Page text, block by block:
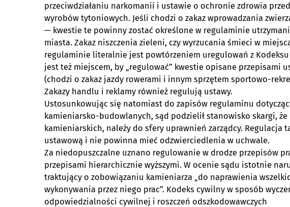
przeciwdziałaniu narkomanii i ustawie o ochronie zdrowia
wyrobów tytoniowych. Jeśli chodzi o zakaz wprowadzania
— kwestie te powinny zostać określone w regulaminie
miasta. Zakaz niszczenia zieleni, czy wyrzucania śmieci w
regulaminie literalnie jest powtórzeniem uregulowań z
jest też miejscem, by „regulować” kwestie opisane przepisami
(chodzi o zakaz jazdy rowerami i innym sprzętem sportowo-
Zakazy handlu i reklamy również regulują ustawy.
Ustosunkowując się natomiast do zapisów regulaminu
kamieniarsko-budowlanych, sąd podzielił stanowisko skargi,
kamieniarskich, należy do sfery uprawnień zarządcy. Regulacja
ustawową i nie powinna mieć odzwierciedlenia w uchwale.
Za niedopuszczalne uznano regulowanie w drodze przepisów
przepisami hierarchicznie wyższymi. W ocenie sądu istotnie
traktujący o zobowiązaniu kamieniarza „do naprawienia
wykonywania przez niego prac”. Kodeks cywilny w sposób
odpowiedzialności cywilnej i roszczeń odszkodowawczych